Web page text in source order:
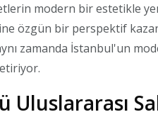
modern bir estetikle
özgün bir perspektif
zamanda İstanbul'un